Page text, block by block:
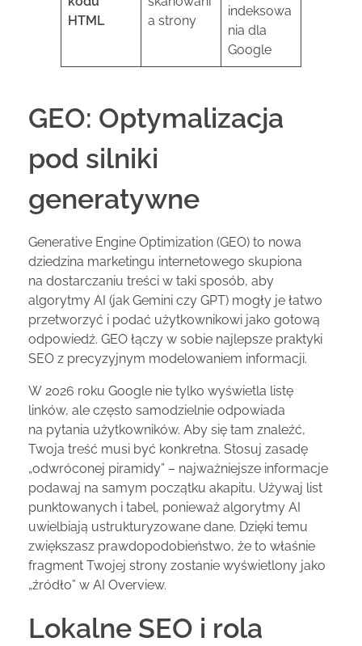
HTML
a strony
indeksowa
nia dla
Google
GEO: Optymalizacja
pod silniki
generatywne
Generative Engine Optimization (GEO) to nowa
dziedzina marketingu internetowego skupiona
na dostarczaniu treści w taki sposób, aby
algorytmy AI (jak Gemini czy GPT) mogły je łatwo
przetworzyć i podać użytkownikowi jako gotową
odpowiedź. GEO łączy w sobie najlepsze praktyki
SEO z precyzyjnym modelowaniem informacji.
W 2026 roku Google nie tylko wyświetla listę
linków, ale często samodzielnie odpowiada
na pytania użytkowników. Aby się tam znaleźć,
Twoja treść musi być konkretna. Stosuj zasadę
„odwróconej piramidy” – najważniejsze informacje
podawaj na samym początku akapitu. Używaj list
punktowanych i tabel, ponieważ algorytmy AI
uwielbiają ustrukturyzowane dane. Dzięki temu
zwiększasz prawdopodobieństwo, że to właśnie
fragment Twojej strony zostanie wyświetlony jako
„źródło” w AI Overview.
Lokalne SEO i rola